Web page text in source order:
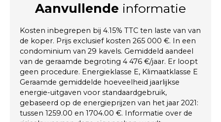
Aanvullende informatie
Kosten inbegrepen bij 4.15% TTC ten laste van van
de koper. Prijs exclusief kosten 265 000 €. In een
condominium van 29 kavels. Gemiddeld aandeel
van de geraamde begroting 4 476 €/jaar. Er loopt
geen procedure. Energieklasse E, Klimaatklasse E
Geraamde gemiddelde hoeveelheid jaarlijkse
energie-uitgaven voor standaardgebruik,
gebaseerd op de energieprijzen van het jaar 2021:
tussen 1259.00 en 1704.00 €. Informatie over de